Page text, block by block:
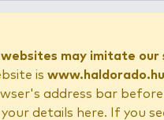
websites may imitate our
is www.haldorado.hu
address bar
details here. If you